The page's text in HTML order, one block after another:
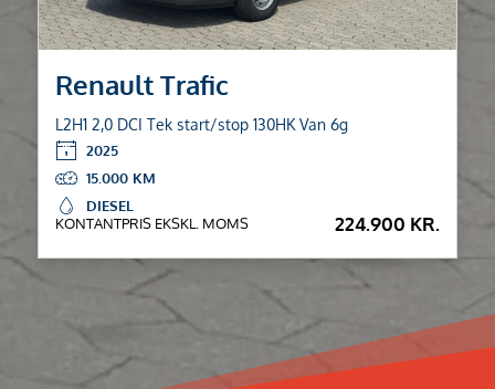
Renault Trafic
L2H1 2,0 DCI Tek start/stop 130HK Van 6g
224.900 KR.
KONTANTPRIS EKSKL. MOMS
2025
15.000
DIESEL